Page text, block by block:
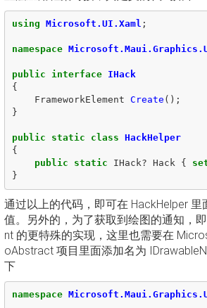
using Microsoft.UI.Xaml ;
namespace
public interface
IHack
{
FrameworkElement Create ();
}
public static class HackHelper
{
public
static IHack? Hack {
}
通过以上的代码，即可在 HackHelper 里
值。另外的，为了获取到绘图的通知，
nt 的更特殊的实现，这里也需要在
oAbstract 项目里面添加名为
下
namespace